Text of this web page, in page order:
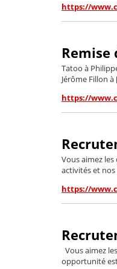
https://
Remise
Tatoo à
Jérôme Fillon
https://
Vous aimez
activités et
https://
Vous aimez
opportunité